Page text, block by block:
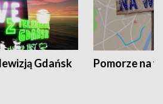
Gdańsk Pomorze na